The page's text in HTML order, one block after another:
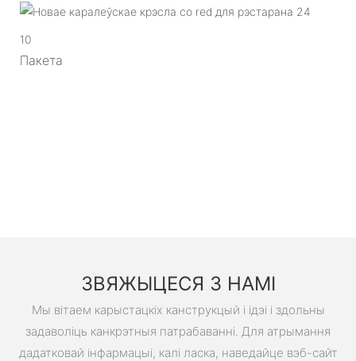
10
Пакета
ЗВЯЖЫЦЕСЯ З НАМІ
Мы вітаем карыстацкіх канструкцый і ідэі і здольны
задаволіць канкрэтныя патрабаванні. Для атрымання
дадатковай інфармацыі, калі ласка, наведайце вэб-сайт